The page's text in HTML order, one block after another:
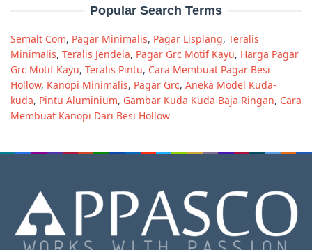
Popular Search Terms
Semalt Com, Pagar Minimalis, Pagar Lisplang, Teralis
Minimalis, Teralis Jendela, Pagar Grc Motif Kayu, Harga Pagar
Grc Motif Kayu, Teralis Pintu, Cara Membuat Pagar Besi
Hollow, Kanopi Minimalis, Pagar Grc, Aneka Model Kuda-
kuda, Pintu Aluminium, Gambar Kuda Kuda Baja Ringan, Cara
Membuat Kanopi Dari Besi Hollow